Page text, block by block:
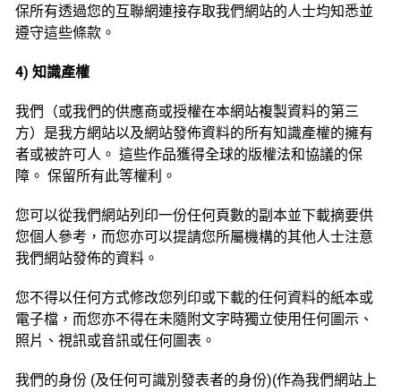
保所有透過您的互聯網連接存取我們網站的人士均知悉並
遵守這些條款。
4) 知識產權
我們（或我們的供應商或授權在本網站複製資料的第三
方）是我方網站以及網站發佈資料的所有知識產權的擁有
者或被許可人。 這些作品獲得全球的版權法和協議的保
障。 保留所有此等權利。
您可以從我們網站列印一份任何頁數的副本並下載摘要供
您個人參考，而您亦可以提請您所屬機構的其他人士注意
我們網站發佈的資料。
您不得以任何方式修改您列印或下載的任何資料的紙本或
電子檔，而您亦不得在未隨附文字時獨立使用任何圖示、
照片、視訊或音訊或任何圖表。
我們的身份 (及任何可識別發表者的身份)(作為我們網站上